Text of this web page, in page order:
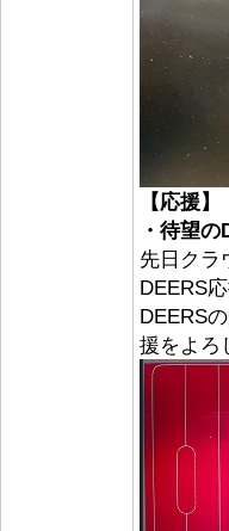
【応援】
・待望
先日クラ
DEERS
DEERS
援をよろ